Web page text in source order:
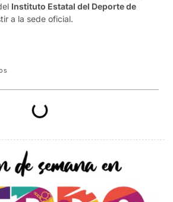
Instituto Estatal del Deporte de
a la sede oficial.